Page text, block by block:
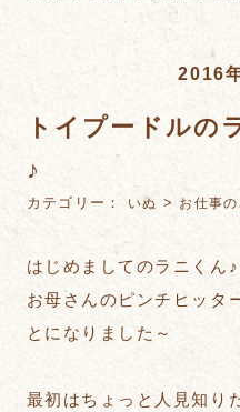
2016
トイプードルの
♪
カテゴリー： いぬ > お仕事の
はじめましてのラニくん♪
お母さんのピンチヒッタ
とになりました～
最初はちょっと人見知り